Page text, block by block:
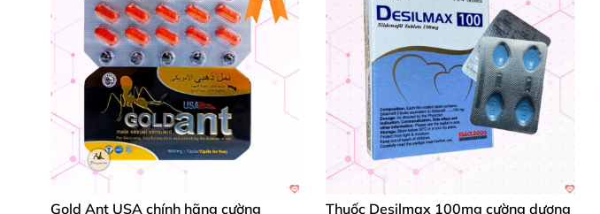
Gold Ant USA chính hãng cường
Thuốc Desilmax 100mg cường dương